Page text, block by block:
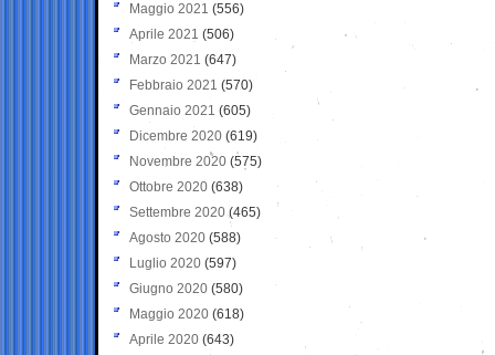
Maggio 2021 (556)
Aprile 2021 (506)
Marzo 2021 (647)
Febbraio 2021 (570)
Gennaio 2021 (605)
Dicembre 2020 (619)
Novembre 2020 (575)
Ottobre 2020 (638)
Settembre 2020(465)
Agosto 2020 (588)
Luglio 2020 (597)
Giugno 2020 (580)
Maggio 2020 (618)
Aprile 2020 (643)